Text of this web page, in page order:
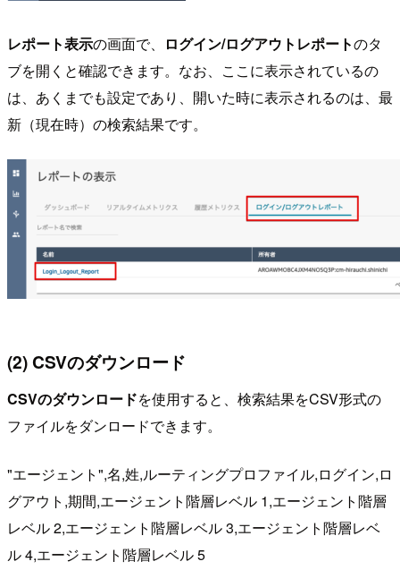
レポート表示の画面で、 ログイン/ログアウトレポートのタ
ブを開くと確認できます。なお、ここに表示されているの
は、あくまでも設定であり、開いた時に表示されるのは、最
新（現在時）の検索結果です。
(2) CSVのダウンロード
CSVのダウンロードを使用すると、検索結果をCSV形式の
ファイルをダンロードできます。
"エージェント",名,姓,ルーティングプロファイル,ログイン,ロ
グアウト,期間,エージェント階層レベル 1,エージェント階層
レベル 2,エージェント階層レベル 3,エージェント階層レベ
ル 4,エージェント階層レベル 5